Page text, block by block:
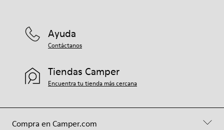
Compra en Camper.com
Ayuda
Contáctanos
Tiendas Camper
Encuentra tu tienda más cercana